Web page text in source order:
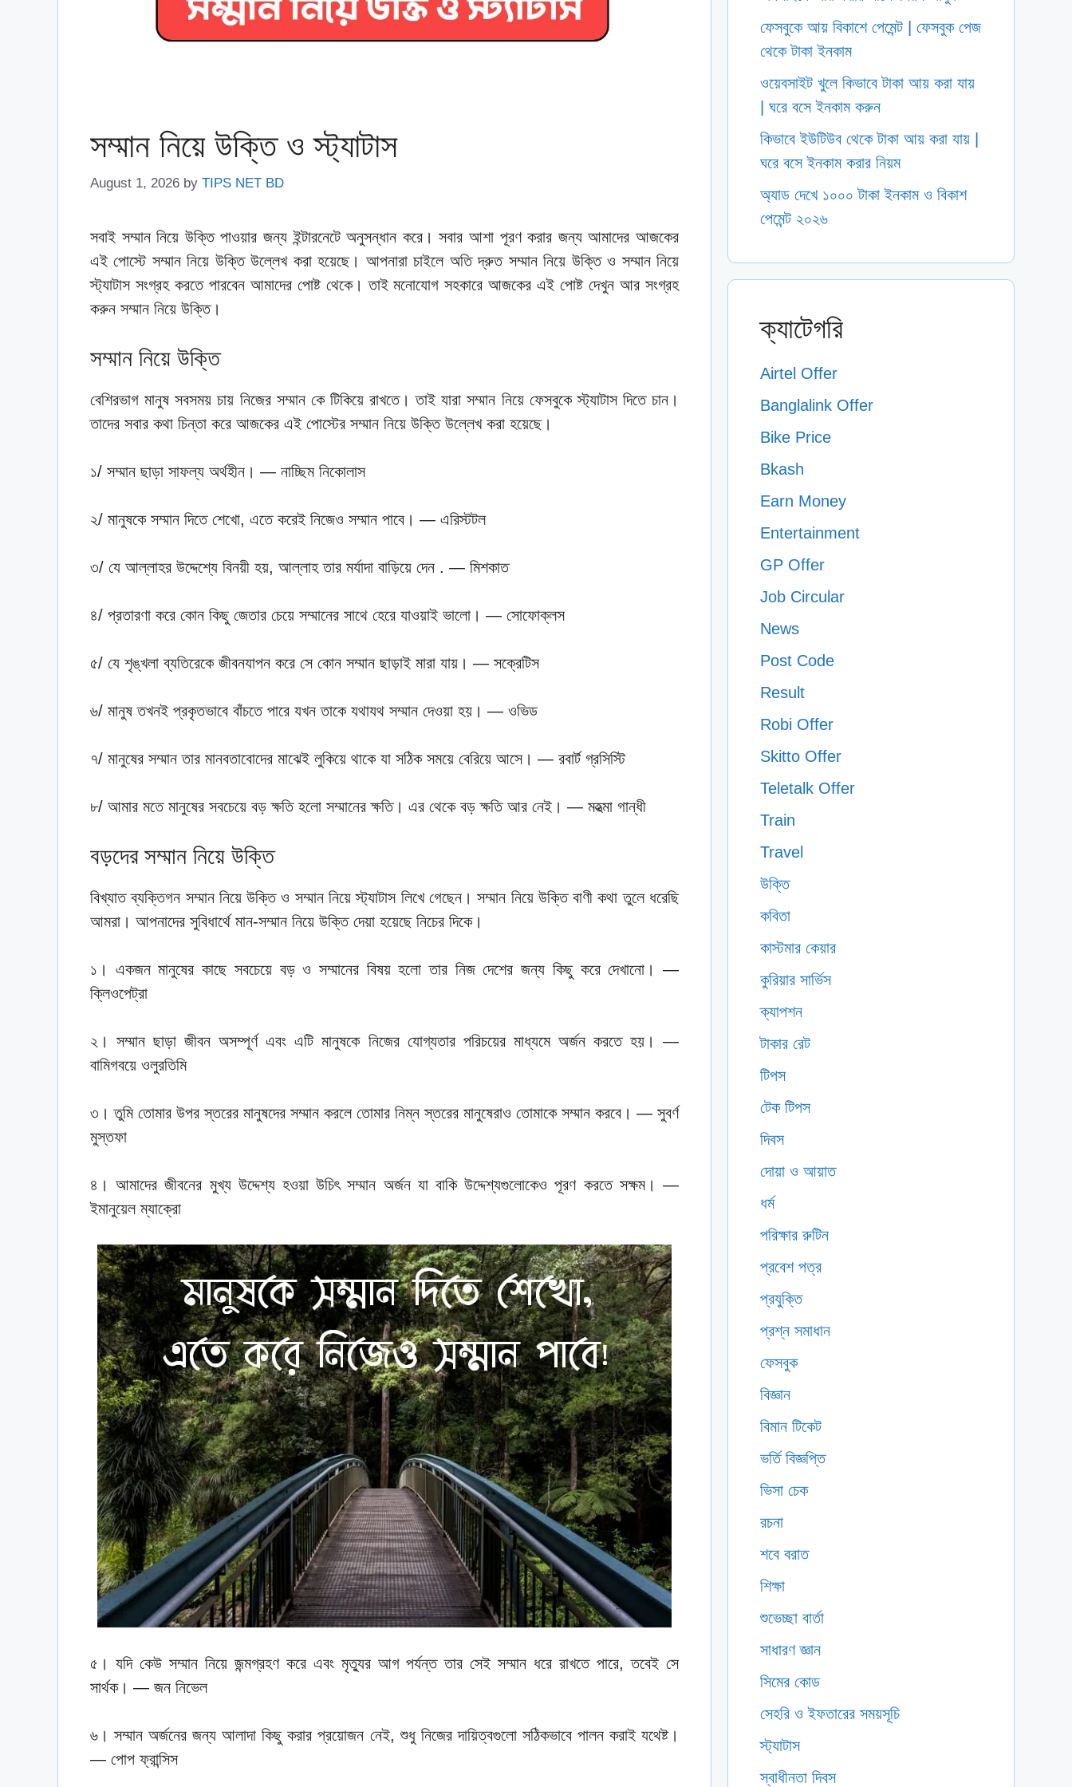
সম্মান নিয়ে উক্তি ও স্ট্যাটাস
August 1, 2026 by TIPS NET BD
সবাই সম্মান নিয়ে উক্তি পাওয়ার জন্য ইন্টারনেটে অনুসন্ধান করে। সবার আশা পূরণ করার জন্য আমাদের আজকের
এই পোস্টে সম্মান নিয়ে উক্তি উল্লেখ করা হয়েছে। আপনারা চাইলে অতি দ্রুত সম্মান নিয়ে উক্তি ও সম্মান নিয়ে
স্ট্যাটাস সংগ্রহ করতে পারবেন আমাদের পোষ্ট থেকে। তাই মনোযোগ সহকারে আজকের এই পোষ্ট দেখুন আর সংগ্রহ
করুন সম্মান নিয়ে উক্তি।
সম্মান নিয়ে উক্তি
বেশিরভাগ মানুষ সবসময় চায় নিজের সম্মান কে টিকিয়ে রাখতে। তাই যারা সম্মান নিয়ে ফেসবুকে স্ট্যাটাস দিতে চান।
তাদের সবার কথা চিন্তা করে আজকের এই পোস্টের সম্মান নিয়ে উক্তি উল্লেখ করা হয়েছে।
১/ সম্মান ছাড়া সাফল্য অর্থহীন। — নাচ্ছিম নিকোলাস
২/ মানুষকে সম্মান দিতে শেখো, এতে করেই নিজেও সম্মান পাবে। — এরিস্টটল
৩/ যে আল্লাহর উদ্দেশ্যে বিনয়ী হয়, আল্লাহ তার মর্যাদা বাড়িয়ে দেন . — মিশকাত
৪/ প্রতারণা করে কোন কিছু জেতার চেয়ে সম্মানের সাথে হেরে যাওয়াই ভালো। — সোফোক্লস
৫/ যে শৃঙ্খলা ব্যতিরেকে জীবনযাপন করে সে কোন সম্মান ছাড়াই মারা যায়। — সক্রেটিস
৬/ মানুষ তখনই প্রকৃতভাবে বাঁচতে পারে যখন তাকে যথাযথ সম্মান দেওয়া হয়। — ওভিড
৭/ মানুষের সম্মান তার মানবতাবোদের মাঝেই লুকিয়ে থাকে যা সঠিক সময়ে বেরিয়ে আসে। — রবার্ট গ্রসিস্টি
৮/ আমার মতে মানুষের সবচেয়ে বড় ক্ষতি হলো সম্মানের ক্ষতি। এর থেকে বড় ক্ষতি আর নেই। — মহত্মা গান্ধী
বড়দের সম্মান নিয়ে উক্তি
বিখ্যাত ব্যক্তিগন সম্মান নিয়ে উক্তি ও সম্মান নিয়ে স্ট্যাটাস লিখে গেছেন। সম্মান নিয়ে উক্তি বাণী কথা তুলে ধরেছি
আমরা। আপনাদের সুবিধার্থে মান-সম্মান নিয়ে উক্তি দেয়া হয়েছে নিচের দিকে।
১। একজন মানুষের কাছে সবচেয়ে বড় ও সম্মানের বিষয় হলো তার নিজ দেশের জন্য কিছু করে দেখানো। —
ক্লিওপেট্রা
২। সম্মান ছাড়া জীবন অসম্পূর্ণ এবং এটি মানুষকে নিজের যোগ্যতার পরিচয়ের মাধ্যমে অর্জন করতে হয়। —
বামিগবয়ে ওলুরতিমি
৩। তুমি তোমার উপর স্তরের মানুষদের সম্মান করলে তোমার নিম্ন স্তরের মানুষেরাও তোমাকে সম্মান করবে। — সুবর্ণ
মুস্তফা
৪। আমাদের জীবনের মুখ্য উদ্দেশ্য হওয়া উচিৎ সম্মান অর্জন যা বাকি উদ্দেশ্যগুলোকেও পূরণ করতে সক্ষম। —
ইমানুয়েল ম্যাক্রো
৫। যদি কেউ সম্মান নিয়ে জন্মগ্রহণ করে এবং মৃত্যুর আগ পর্যন্ত তার সেই সম্মান ধরে রাখতে পারে, তবেই সে
সার্থক। — জন নিভেল
৬। সম্মান অর্জনের জন্য আলাদা কিছু করার প্রয়োজন নেই, শুধু নিজের দায়িত্বগুলো সঠিকভাবে পালন করাই যথেষ্ট।
— পোপ ফ্রান্সিস
ফেসবুকে আয় বিকাশে পেমেন্ট | ফেসবুক পেজ
থেকে টাকা ইনকাম
ওয়েবসাইট খুলে কিভাবে টাকা আয় করা যায়
| ঘরে বসে ইনকাম করুন
কিভাবে ইউটিউব থেকে টাকা আয় করা যায় |
ঘরে বসে ইনকাম করার নিয়ম
অ্যাড দেখে ১০০০ টাকা ইনকাম ও বিকাশ
পেমেন্ট ২০২৬
ক্যাটেগরি
Airtel Offer
Banglalink Offer
Bike Price
Bkash
Earn Money
Entertainment
GP Offer
Job Circular
News
Post Code
Result
Robi Offer
Skitto Offer
Teletalk Offer
Train
Travel
উক্তি
কবিতা
কাস্টমার কেয়ার
কুরিয়ার সার্ভিস
ক্যাপশন
টাকার রেট
টিপস
টেক টিপস
দিবস
দোয়া ও আয়াত
ধর্ম
পরিক্ষার রুটিন
প্রবেশ পত্র
প্রযুক্তি
প্রশ্ন সমাধান
ফেসবুক
বিজ্ঞান
বিমান টিকেট
ভর্তি বিজ্ঞপ্তি
ভিসা চেক
রচনা
শবে বরাত
শিক্ষা
শুভেচ্ছা বার্তা
সাধারণ জ্ঞান
সিমের কোড
সেহরি ও ইফতারের সময়সূচি
স্ট্যাটাস
স্বাধীনতা দিবস